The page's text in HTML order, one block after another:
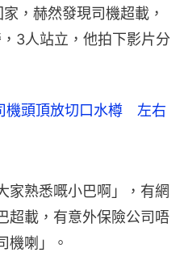
，赫然發現司機超載，
3人站立，他拍下影片分
機頭頂放切口水樽 左右
家熟悉嘅小巴啊」，有網
超載，有意外保險公司唔
機喇」。